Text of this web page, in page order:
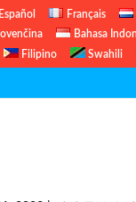
Español Français
Bahasa
Filipino Swahili